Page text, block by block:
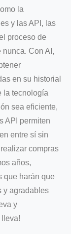
la
y las API, las
proceso de
Con AI,
en su historial
la tecnología
sea eficiente,
API permiten
entre sí sin
compras
años,
que harán que
y agradables
y